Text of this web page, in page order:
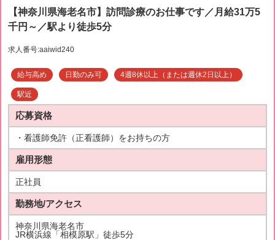
【神奈川県海老名市】訪問診療のお仕事です／月給31万5
千円～／駅より徒歩5分
求人番号:aaiwid240
給与高め 日勤のみ可 4週8休以上（または週休2日以上）
駅近
応募資格
・看護師免許（正看護師）をお持ちの方
雇用形態
正社員
勤務地/アクセス
神奈川県海老名市
JR横浜線「相模原駅」徒歩5分